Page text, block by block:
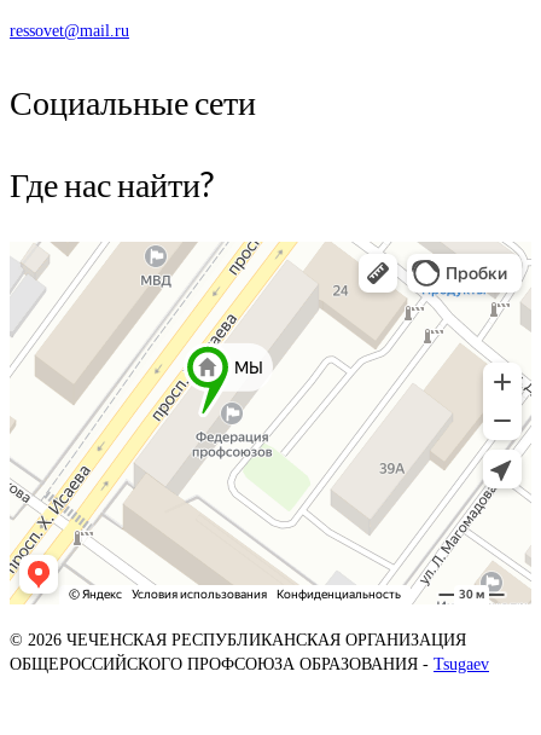
ressovet@mail.ru
Социальные сети
Где нас найти?
© 2026 ЧЕЧЕНСКАЯ РЕСПУБЛИКАНСКАЯ ОРГАНИЗАЦИЯ
ОБЩЕРОССИЙСКОГО ПРОФСОЮЗА ОБРАЗОВАНИЯ - Tsugaev